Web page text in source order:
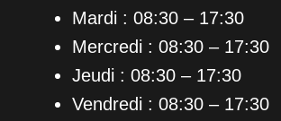
Mardi : 08:30 – 17:30
Mercredi : 08:30 – 17:30
Jeudi : 08:30 – 17:30
Vendredi : 08:30 – 17:30